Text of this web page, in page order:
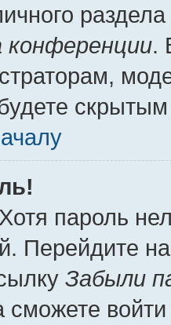
конференции.
пароль
Перейдите
Забыли
сможете